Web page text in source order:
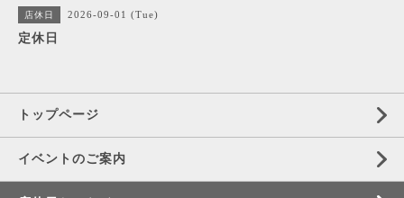
店休日 2026-09-01 (Tue)
定休日
トップページ
イベントのご案内